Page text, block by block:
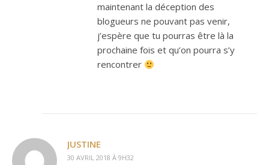
maintenant la déception des
blogueurs ne pouvant pas venir,
j’espère que tu pourras être là la
prochaine fois et qu’on pourra s’y
rencontrer
JUSTINE
30 AVRIL 2018 À 9H32